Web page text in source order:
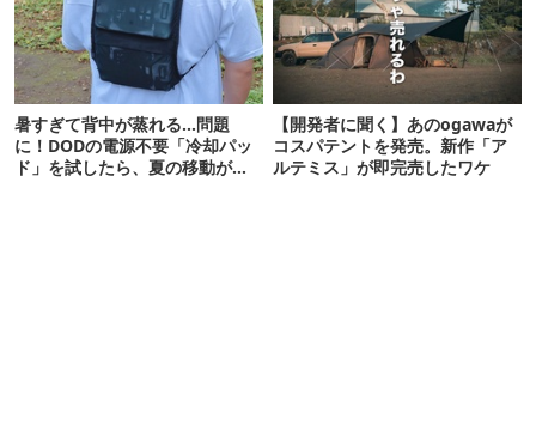
暑すぎて背中が蒸れる…問題
に！DODの電源不要「冷却パッ
ド」を試したら、夏の移動がラ
【開発者に聞く】あのogawaが
コスパテントを発売。新作「ア
ルテミス」が即完売したワケ